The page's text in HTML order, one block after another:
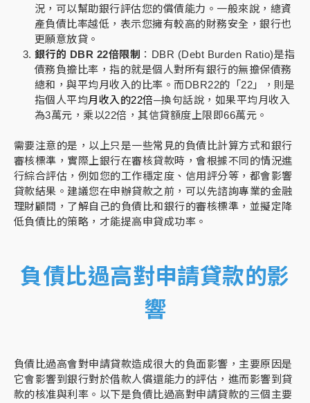
況，可以幫助銀行評估您的償債能力。一般來說，總資
產負債比率越低，表示您擁有較高的財務安全，銀行也
更願意放貸。
銀行的 DBR 22倍限制 ：DBR (Debt Burden Ratio)是指
債務負擔比率，指的就是個人對所有銀行的無擔保債務
總和，與平均月收入的比率。而DBR22的「22」，則是
指個人平均月收入的22倍─換句話說，如果平均月收入
為3萬元，乘以22倍，其信貸額度上限即66萬元。
需要注意的是，以上只是一些常見的負債比計算方式和銀行
審核標準，實際上銀行在審核貸款時，會根據不同的情況進
行綜合評估，例如您的工作穩定度、信用評分等，都會影響
貸款結果。建議您在申辦貸款之前，可以先諮詢專業的金融
理財顧問，了解自己的負債比和銀行的審核標準，並擬定降
低負債比的策略，才能提高申貸成功率。
負債比過高對申請貸款的影
響
負債比過高會對申請貸款造成很大的負面影響，主要原因是
它會影響到銀行對於借款人償還能力的評估，進而影響到貸
款的核准與利率。以下是負債比過高對申請貸款的三個主要